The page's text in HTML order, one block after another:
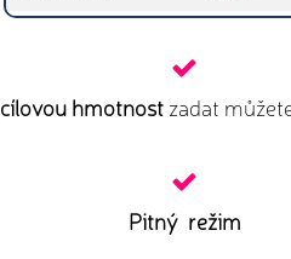
cílovou hmotnost zadat
Pitný režim